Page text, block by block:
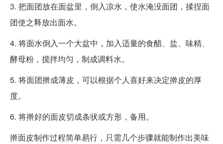
3. 把面团放在面盆里，倒入凉水，使水淹没面团，揉捏面
团使之释放出面水。
4. 将面水倒入一个大盆中，加入适量的食醋、盐、味精、
酵母粉，搅拌均匀，制成调料水。
5. 将面团擀成薄皮，可以根据个人喜好来决定擀皮的厚
度。
6. 将擀好的面皮切成条状或方形，备用。
擀面皮制作过程简单易行，只需几个步骤就能制作出美味